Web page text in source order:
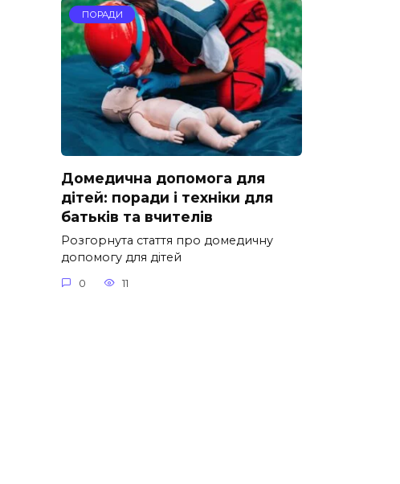
ПОРАДИ
Домедична допомога для
дітей: поради і техніки для
батьків та вчителів
Розгорнута стаття про домедичну
допомогу для дітей
0 11